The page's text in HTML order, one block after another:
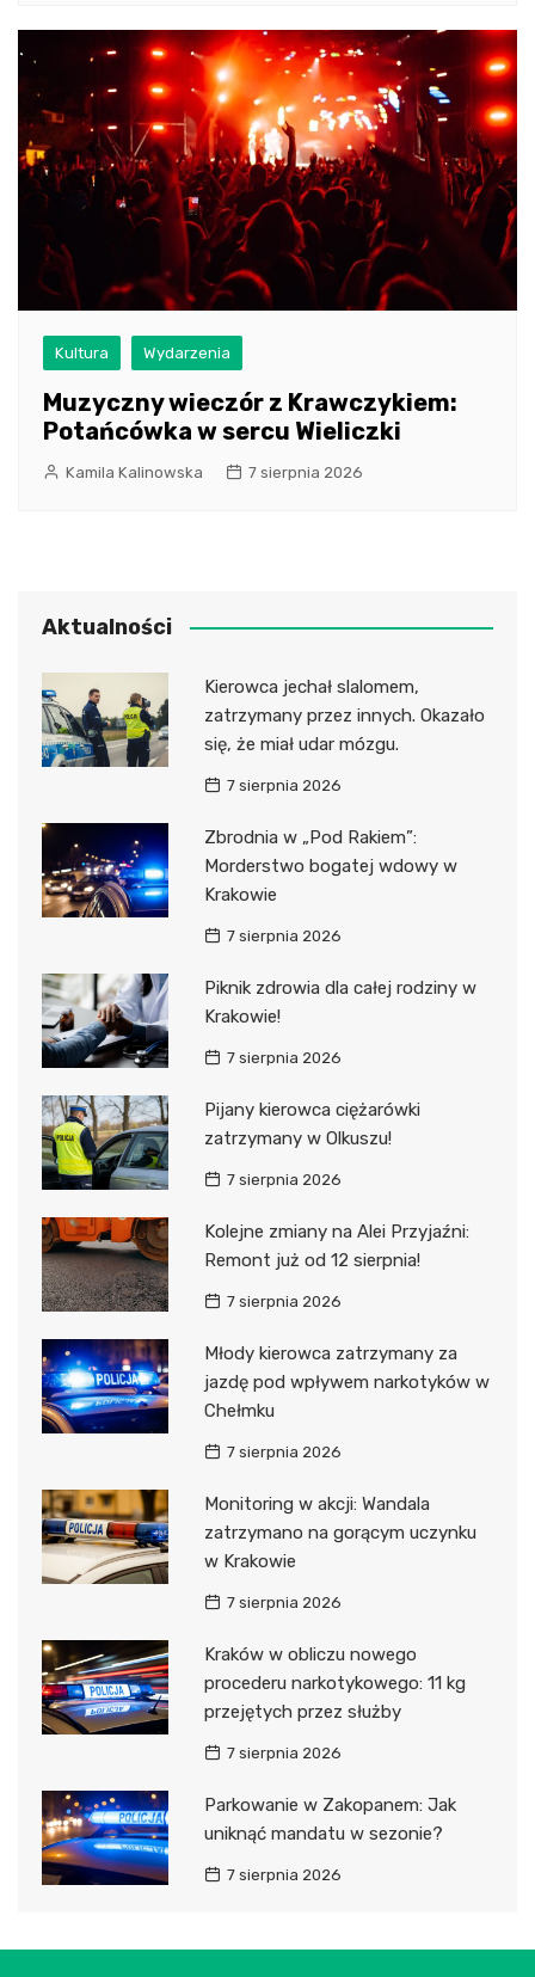
Kultura Wydarzenia
Muzyczny wieczór z Krawczykiem:
Potańcówka w sercu Wieliczki
Kamila Kalinowska 7 sierpnia 2026
Aktualności
Kierowca jechał slalomem,
zatrzymany przez innych. Okazało
się, że miał udar mózgu.
7 sierpnia 2026
Zbrodnia w „Pod Rakiem”:
Morderstwo bogatej wdowy w
Krakowie
7 sierpnia 2026
Piknik zdrowia dla całej rodziny w
Krakowie!
7 sierpnia 2026
Pijany kierowca ciężarówki
zatrzymany w Olkuszu!
7 sierpnia 2026
Kolejne zmiany na Alei Przyjaźni:
Remont już od 12 sierpnia!
7 sierpnia 2026
Młody kierowca zatrzymany za
jazdę pod wpływem narkotyków w
Chełmku
7 sierpnia 2026
Monitoring w akcji: Wandala
zatrzymano na gorącym uczynku
w Krakowie
7 sierpnia 2026
Kraków w obliczu nowego
procederu narkotykowego: 11 kg
przejętych przez służby
7 sierpnia 2026
Parkowanie w Zakopanem: Jak
uniknąć mandatu w sezonie?
7 sierpnia 2026